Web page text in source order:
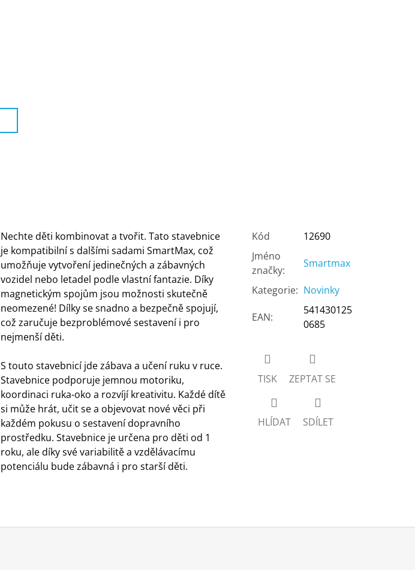
Nechte děti kombinovat a tvořit. Tato stavebnice
je kompatibilní s dalšími sadami SmartMax, což
umožňuje vytvoření jedinečných a zábavných
vozidel nebo letadel podle vlastní fantazie. Díky
magnetickým spojům jsou možnosti skutečně
neomezené! Dílky se snadno a bezpečně spojují,
což zaručuje bezproblémové sestavení i pro
nejmenší děti.
S touto stavebnicí jde zábava a učení ruku v ruce.
Stavebnice podporuje jemnou motoriku,
koordinaci ruka-oko a rozvíjí kreativitu. Každé dítě
si může hrát, učit se a objevovat nové věci při
každém pokusu o sestavení dopravního
prostředku. Stavebnice je určena pro děti od 1
roku, ale díky své variabilitě a vzdělávacímu
potenciálu bude zábavná i pro starší děti.
Kód
12690
Jméno
značky:
Smartmax
Kategorie: Novinky
EAN:
541430125
0685
TISK ZEPTAT SE
HLÍDAT SDÍLET